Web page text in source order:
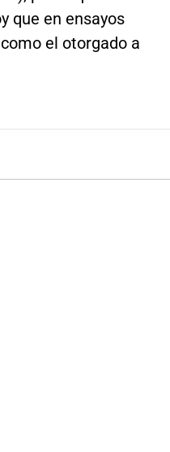
que en ensayos
el otorgado a